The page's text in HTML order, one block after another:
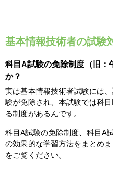
基本情報技術者の試験
科目A試験の免除制度（旧：
か？
実は基本情報技術者試験には
験が免除され、本試験では科
る制度があるんです。
科目A試験の免除制度、科目A
の効果的な学習方法をまとめ
をご覧ください。